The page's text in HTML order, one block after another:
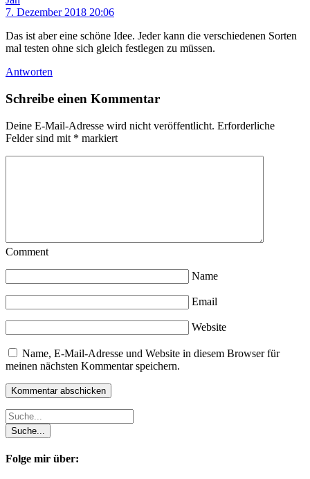
7. Dezember 2018 20:06
Das ist aber eine schöne Idee. Jeder kann die verschiedenen Sorten
mal testen ohne sich gleich festlegen zu müssen.
Antworten
Schreibe einen Kommentar
Deine E-Mail-Adresse wird nicht veröffentlicht. Erforderliche
Felder sind mit * markiert
Comment
Name
Email
Website
Name, E-Mail-Adresse und Website in diesem Browser für
meinen nächsten Kommentar speichern.
Folge mir über: